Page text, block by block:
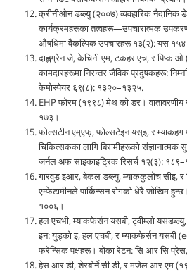
क्रीनीओन डब्ल्यु (२००७) व्यवहारिक नैदानिक
कार्यक्रमहरूका तत्वहरू—उपचारात्मक
औषधिमा वैकल्पिक उपचारहरू १३(२): यस
दाह्लग्रेन जे, केचिनी एम, टकहर एच, र पिप्क ओ
कामदारहरूमा निरन्तर जैविक प्रदुषकहरू:
केमोस्पेयर ६९(८): १३२०–१३२५.
EHP फोरम (१९९८) मेथ को डर। वातावरणीय
१७३।
फोल्सटीन एम्एफ्, फोल्सटेइन यस्इ, र म्याकहग
चिकित्सकका लागि बिरामीहरूको संज्ञानात्मक
जर्नल अफ साइकाइट्रिक रिसर्च १२(३):
गारवुड इआर, बेकल डब्ल्यु, म्याककुलोच सीइ, र
एम्फेटामीनले पार्किन्सन रोगको धेरै जोखिम
१००६।
हल एचभी, म्याकफेर्सन यसबी, ट्वीम्लो
इन: युड्को इ, हल एचबी, र म्याकफेर्सन यसबी
फरेन्सिक पक्षहरू। बोका रेटन: सि आर सि
हेस आर डी, शेरबोर्ने सी डी, र मजेल आर एम